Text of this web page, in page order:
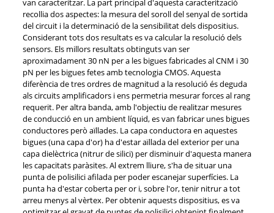
van caracteritzar. La part principal d'aquesta caracterització
recollia dos aspectes: la mesura del soroll del senyal de sortida
del circuit i la determinació de la sensibilitat dels dispositius.
Considerant tots dos resultats es va calcular la resolució dels
sensors. Els millors resultats obtinguts van ser
aproximadament 30 nN per a les bigues fabricades al CNM i 30
pN per les bigues fetes amb tecnologia CMOS. Aquesta
diferència de tres ordres de magnitud a la resolució és deguda
als circuits amplificadors i ens permetria mesurar forces al rang
requerit. Per altra banda, amb l'objectiu de realitzar mesures
de conducció en un ambient líquid, es van fabricar unes bigues
conductores però aïllades. La capa conductora en aquestes
bigues (una capa d'or) ha d'estar aïllada del exterior per una
capa dielèctrica (nitrur de silici) per disminuir d'aquesta manera
les capacitats paràsites. Al extrem lliure, s'ha de situar una
punta de polisilici afilada per poder escanejar superfícies. La
punta ha d'estar coberta per or i, sobre l'or, tenir nitrur a tot
arreu menys al vèrtex. Per obtenir aquests dispositius, es va